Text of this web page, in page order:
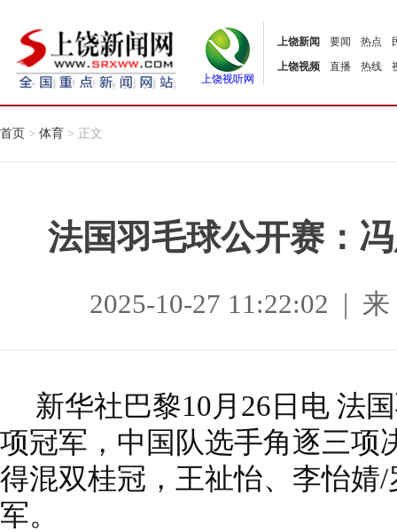
上饶视听网
上饶新闻 要闻 热点
上饶视频
直播 热线
首页 > 体育 > 正文
法国羽毛球公开赛：
2025-10-27 11:22:02 |
新华社巴黎10月26日电 法
项冠军，中国队选手角逐三项
得混双桂冠，王祉怡、李怡婧
军。